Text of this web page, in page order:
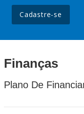
Cadastre-se
Finanças
Plano De